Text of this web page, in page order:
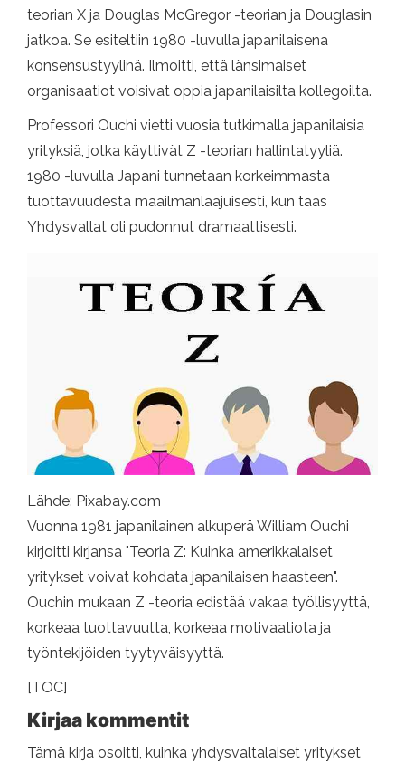
teorian X ja Douglas McGregor -teorian ja Douglasin
jatkoa. Se esiteltiin 1980 -luvulla japanilaisena
konsensustyylinä. Ilmoitti, että länsimaiset
organisaatiot voisivat oppia japanilaisilta kollegoilta.
Professori Ouchi vietti vuosia tutkimalla japanilaisia ​​
yrityksiä, jotka käyttivät Z -teorian hallintatyyliä.
1980 -luvulla Japani tunnetaan korkeimmasta
tuottavuudesta maailmanlaajuisesti, kun taas
Yhdysvallat oli pudonnut dramaattisesti.
Lähde: Pixabay.com
Vuonna 1981 japanilainen alkuperä William Ouchi
kirjoitti kirjansa "Teoria Z: Kuinka amerikkalaiset
yritykset voivat kohdata japanilaisen haasteen".
Ouchin mukaan Z -teoria edistää vakaa työllisyyttä,
korkeaa tuottavuutta, korkeaa motivaatiota ja
työntekijöiden tyytyväisyyttä.
[TOC]
Kirjaa kommentit
Tämä kirja osoitti, kuinka yhdysvaltalaiset yritykset